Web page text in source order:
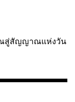
ณสู่สัญญาณแห่งวัน